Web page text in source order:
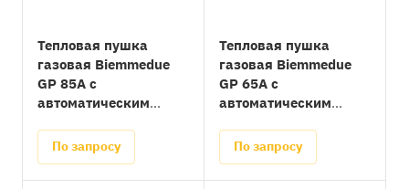
Тепловая пушка
газовая Biemmedue
GP 85А с
автоматическим
По запросу
Тепловая пушка
газовая Biemmedue
GP 65А с
автоматическим
По запросу